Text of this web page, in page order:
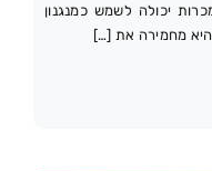
יכולה לשמש כמנגנון
היא מחמירה את […]